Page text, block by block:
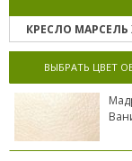
КРЕСЛО МАРСЕЛЬ
ВЫБРАТЬ ЦВЕТ